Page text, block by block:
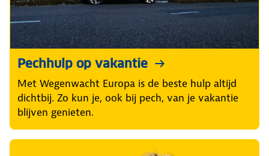
Pechhulp op vakantie
Met Wegenwacht Europa is de beste hulp altijd
dichtbij. Zo kun je, ook bij pech, van je vakantie
blijven genieten.